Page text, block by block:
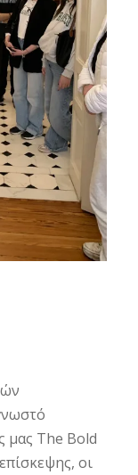
μας Τhe Βold
οι